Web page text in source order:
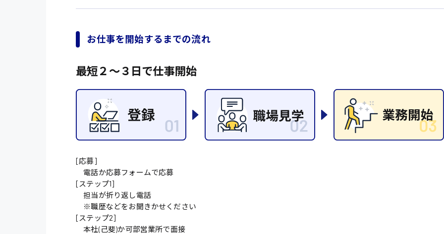
経営企画
接客 調理 洗い場
ラウンダー営業 ルート営業
その他の専門職
配送・ドライバー
お仕事を開始するまでの流れ
最短２〜３日で仕事開始
[応募]
電話か応募フォームで応募
[ステップ1]
担当が折り返し電話
※職歴などをお聞きかせください
[ステップ2]
本社(己斐)か可部営業所で面接